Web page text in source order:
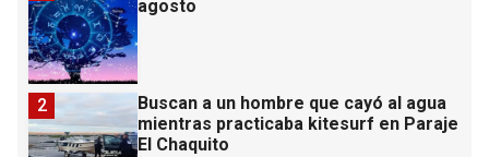
agosto
Buscan a un hombre que cayó al agua
mientras practicaba kitesurf en Paraje
El Chaquito
2